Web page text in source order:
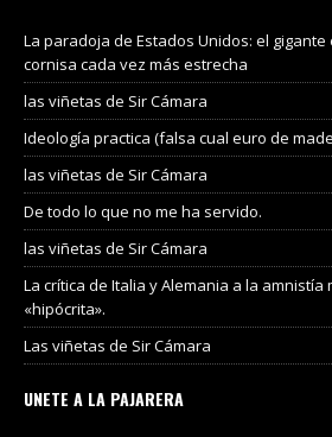
La paradoja de Estados Unidos: el
cornisa cada vez más estrecha
las viñetas de Sir Cámara
Ideología practica (falsa cual euro de
las viñetas de Sir Cámara
De todo lo que no me ha servido.
las viñetas de Sir Cámara
La crítica de Italia y Alemania a la
«hipócrita».
Las viñetas de Sir Cámara
UNETE A LA PAJARERA